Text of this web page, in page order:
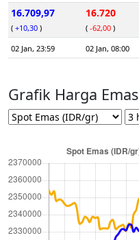
16.709,97
( +10,30 )
16.720
( -62,00 )
02 Jan, 23:59
02 Jan, 08:00
Grafik Harga Emas